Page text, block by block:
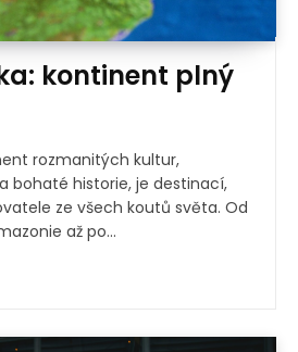
kontinent plný
rozmanitých kultur,
bohaté historie, je destinací,
ze všech koutů světa. Od
až po...